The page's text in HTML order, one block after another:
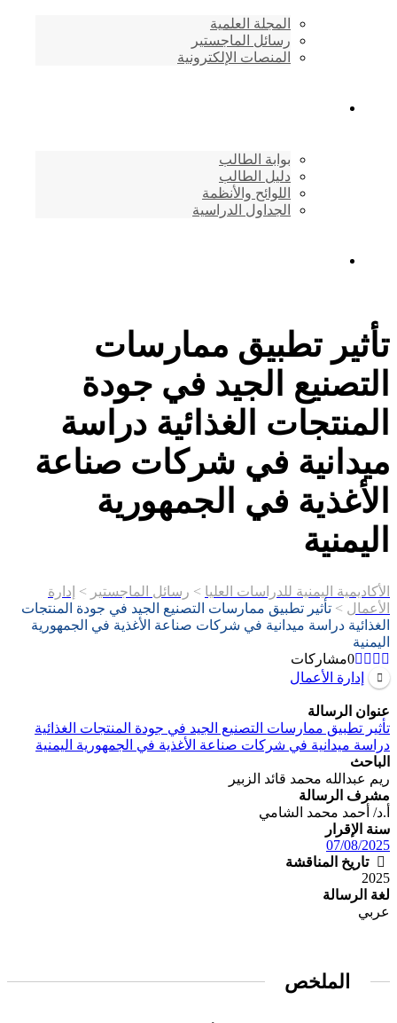
المجلة العلمية
رسائل الماجستير
المنصات الإلكترونية
بوابة الطالب
دليل الطالب
اللوائح والأنظمة
الجداول الدراسية
تأثير تطبيق ممارسات
التصنيع الجيد في جودة
المنتجات الغذائية دراسة
ميدانية في شركات صناعة
الأغذية في الجمهورية
اليمنية
الأكاديمية اليمنية للدراسات العليا > رسائل الماجستير > إدارة
الأعمال > تأثير تطبيق ممارسات التصنيع الجيد في جودة المنتجات
الغذائية دراسة ميدانية في شركات صناعة الأغذية في الجمهورية
اليمنية
0مشاركات
إدارة الأعمال
عنوان الرسالة
تأثير تطبيق ممارسات التصنيع الجيد في جودة المنتجات الغذائية
دراسة ميدانية في شركات صناعة الأغذية في الجمهورية اليمنية
الباحث
ريم عبدالله محمد قائد الزبير
مشرف الرسالة
أ.د/ أحمد محمد الشامي
سنة الإقرار
07/08/2025
تاريخ المناقشة
2025
لغة الرسالة
عربي
الملخص